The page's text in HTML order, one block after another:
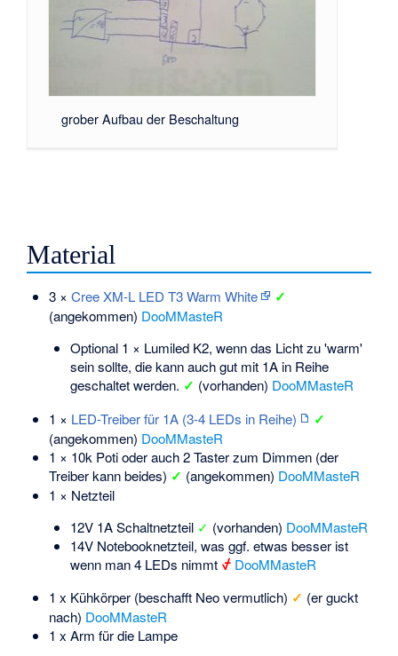
grober Aufbau der Beschaltung
Material
3 × Cree XM-L LED T3 Warm White ✓
(angekommen) DooMMasteR
Optional 1 × Lumiled K2, wenn das Licht zu 'warm'
sein sollte, die kann auch gut mit 1A in Reihe
geschaltet werden. ✓ (vorhanden) DooMMasteR
1 × LED-Treiber für 1A (3-4 LEDs in Reihe) ✓
(angekommen) DooMMasteR
1 × 10k Poti oder auch 2 Taster zum Dimmen (der
Treiber kann beides) ✓ (angekommen) DooMMasteR
1 × Netzteil
12V 1A Schaltnetzteil ✓ (vorhanden) DooMMasteR
14V Notebooknetzteil, was ggf. etwas besser ist
wenn man 4 LEDs nimmt ⍻ DooMMasteR
1 x Kühkörper (beschafft Neo vermutlich) ✓ (er guckt
nach) DooMMasteR
1 x Arm für die Lampe